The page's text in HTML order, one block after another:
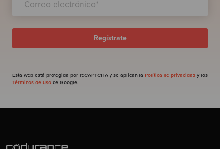
Esta web está protegida por reCAPTCHA y se aplican la Política de privacidad y los
Términos de uso de Google.